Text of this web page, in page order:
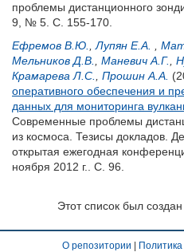
проблемы дистанционного
9, № 5. С. 155-170.
Ефремов В.Ю.
Лупян Е.А.
Мельников Д.В.
Маневич А.Г.
Крамарева Л.С.
Прошин А.А.
оперативного обеспечения и
данных для мониторинга
Современные проблемы
из космоса. Тезисы докладов.
открытая ежегодная
ноября 2012 г.. С. 96.
Этот список был создан
О репозитории